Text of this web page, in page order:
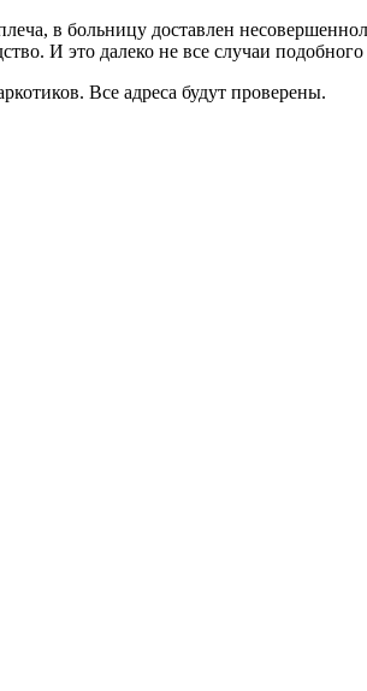
в больницу доставлен
И это далеко не все случаи подобного
Все адреса будут проверены.